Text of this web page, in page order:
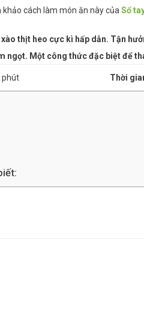
cách làm món ăn này của Sổ
thịt heo cực kì hấp dẫn. Tận
ngọt. Một công thức đặc biệt để
phút Thời